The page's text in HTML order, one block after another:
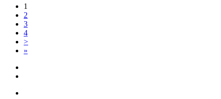
1
2
3
4
>
»